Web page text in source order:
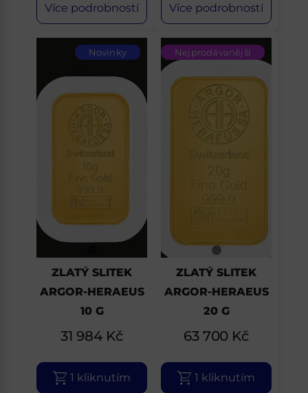
Více podrobností Více podrobností
Novinky
ZLATÝ SLITEK
ARGOR-HERAEUS
10 G
31 984 Kč
1 kliknutím
Nejprodávanější
ZLATÝ SLITEK
ARGOR-HERAEUS
20 G
63 700 Kč
1 kliknutím